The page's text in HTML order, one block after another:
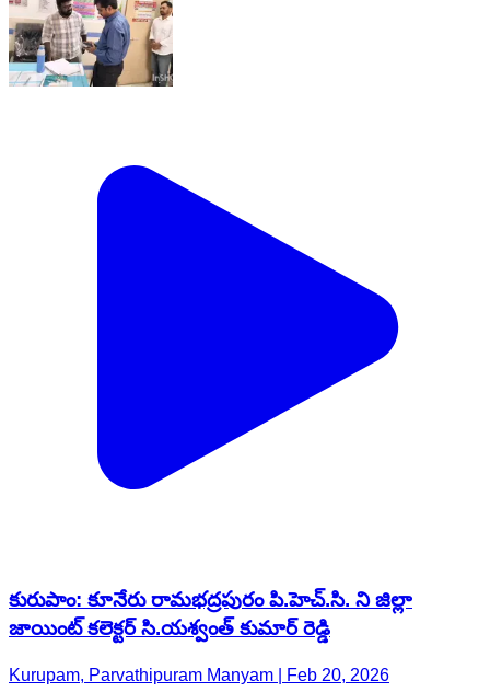
కురుపాం: కూనేరు రామభద్రపురం పి.హెచ్.సి. ని జిల్లా
జాయింట్ కలెక్టర్ సి.యశ్వంత్ కుమార్ రెడ్డి
Kurupam, Parvathipuram Manyam | Feb 20, 2026